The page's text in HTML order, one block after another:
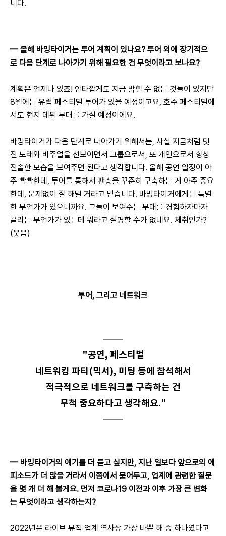
니다.
— 올해 바밍타이거는 투어 계획이 있나요? 투어 외에 장기적으
로 다음 단계로 나아가기 위해 필요한 건 무엇이라고 보나요?
계획은 언제나 있죠! 안타깝게도 지금 밝힐 수 없는 것들이 있지만
8월에는 유럽 페스티벌 투어가 있을 예정이고요, 호주 페스티벌에
서도 현지 데뷔 무대를 가질 예정이에요.
바밍타이거가 다음 단계로 나아가기 위해서는, 사실 지금처럼 멋
진 노래와 비주얼을 선보이면서 그룹으로서, 또 개인으로서 항상
진솔한 모습을 보여주면 된다고 생각합니다. 올해 공연 일정이 아
주 빡빡한데, 투어를 통해서 팬층을 꾸준히 구축하는 게 아주 중요
한데, 문제없이 잘 해낼 거라고 믿습니다. 바밍타이거에게는 특별
한 무언가가 있으니까요. 그들이 보여주는 무대를 경험하자마자
끌리는 무언가가 있는데 뭐라고 설명할 수가 없네요. 체취인가?
(웃음)
투어, 그리고 네트워크
"공연, 페스티벌
네트워킹 파티(믹서), 미팅 등에 참석해서
적극적으로 네트워크를 구축하는 건
무척 중요하다고 생각해요."
— 바밍타이거의 얘기를 더 듣고 싶지만, 지난 일보다 앞으로의 에
피소드가 더 많을 거라서 이쯤에서 묻어두고, 업계에 관련한 질문
을 몇 개 더 해 볼게요. 먼저 코로나19 이전과 이후 가장 큰 변화
는 무엇이라고 생각하는지?
2022년은 라이브 뮤직 업계 역사상 가장 바쁜 해 중 하나였다고